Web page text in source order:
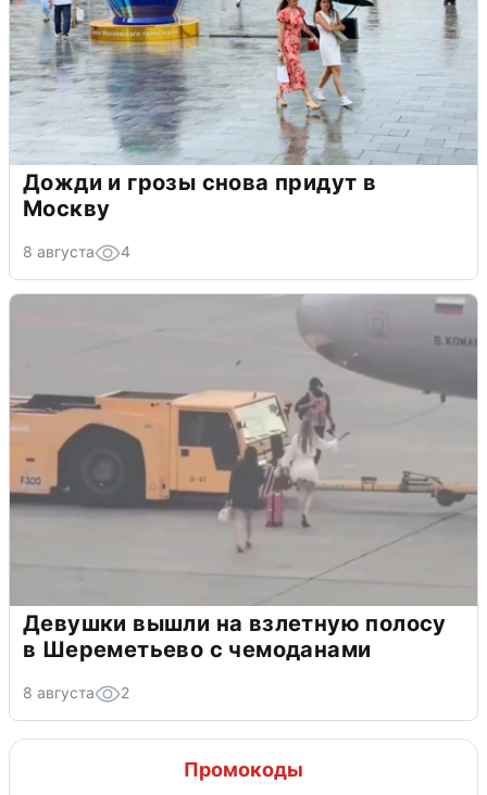
Дожди и грозы снова придут в
Москву
8 августа 4
Девушки вышли на взлетную полосу
в Шереметьево с чемоданами
8 августа 2
Промокоды